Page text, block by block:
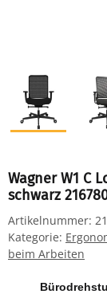
Wagner W1 C
schwarz
Artikelnummer:
Kategorie:
beim Arbeiten